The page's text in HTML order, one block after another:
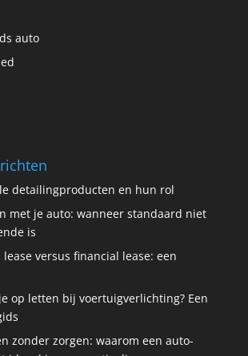
auto
detailingproducten en hun rol
met je auto: wanneer standaard niet
is
versus financial lease: een
op letten bij voertuigverlichting? Een
zonder zorgen: waarom een auto-